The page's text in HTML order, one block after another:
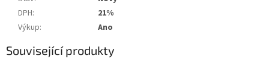
DPH:
21%
Výkup: Ano
Související produkty